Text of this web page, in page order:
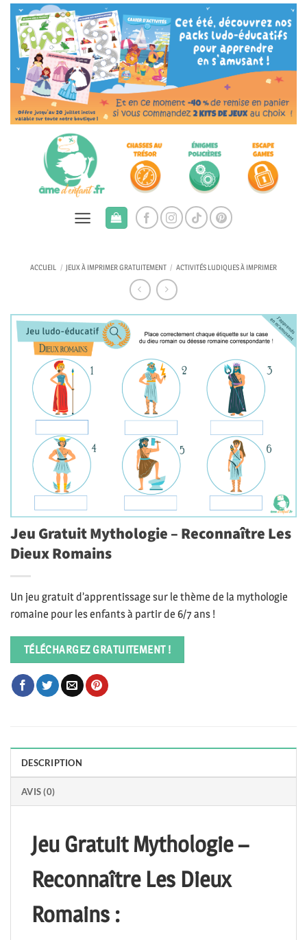
Passer
contenu
ACCUEIL / JEUX À IMPRIMER GRATUITEMENT / ACTIVITÉS LUDIQUES À IMPRIMER
Jeu Gratuit Mythologie – Reconnaître Les
Dieux Romains
Un jeu gratuit d’apprentissage sur le thème de la mythologie
romaine pour les enfants à partir de 6/7 ans !
TÉLÉCHARGEZ GRATUITEMENT !
DESCRIPTION
AVIS (0)
Jeu Gratuit Mythologie –
Reconnaître Les Dieux
Romains :